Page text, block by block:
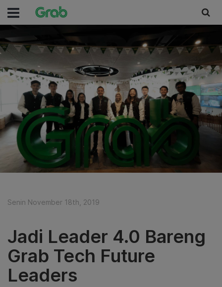
Senin November 18th, 2019
Jadi Leader 4.0 Bareng
Grab Tech Future
Leaders